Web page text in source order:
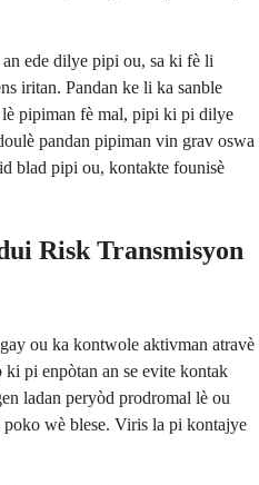
ede dilye pipi ou, sa ki fè li
iritan. Pandan ke li ka sanble
pipiman fè mal, pipi ki pi dilye
pandan pipiman vin grav oswa
blad pipi ou, kontakte founisè
Risk Transmisyon
ou ka kontwole aktivman atravè
pi enpòtan an se evite kontak
ladan peryòd prodromal lè ou
wè blese. Viris la pi kontajye